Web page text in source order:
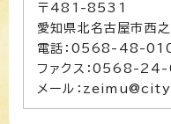
〒481-8531
愛知県北名古屋市西
電話：0568-48-
ファクス：0568-
メール：